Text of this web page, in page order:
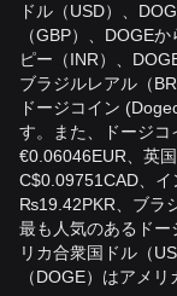
ドル（USD）、
（GBP）、DOGE
ピー（INR）、
ブラジルレアル（
ドージコイン
す。また、ドージ
€0.06046EUR、英
C$0.09751CAD、
₨19.42PKR、ブラ
最も人気のあるド
リカ合衆国ドル（
（DOGE）はアメ